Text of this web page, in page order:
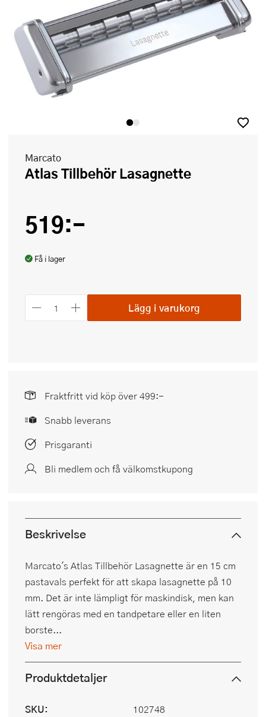
Marcato
Atlas Tillbehör Lasagnette
519:-
Få i lager
Lägg i varukorg
Fraktfritt vid köp över 499:-
Snabb leverans
Prisgaranti
Bli medlem och få välkomstkupong
Beskrivelse
Marcato's Atlas Tillbehör Lasagnette är en 15 cm
pastavals perfekt för att skapa lasagnette på 10
mm. Det är inte lämpligt för maskindisk, men kan
lätt rengöras med en tandpetare eller en liten
borste...
Visa mer
Produktdetaljer
SKU:
102748